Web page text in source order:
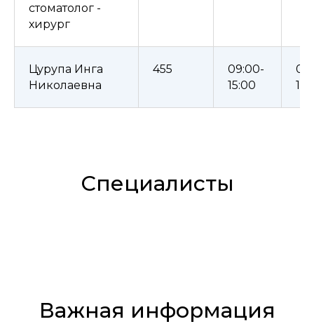
стоматолог -
хирург
Цурупа Инга
Николаевна
455
09:00-
15:00
Специалисты
Важная информация